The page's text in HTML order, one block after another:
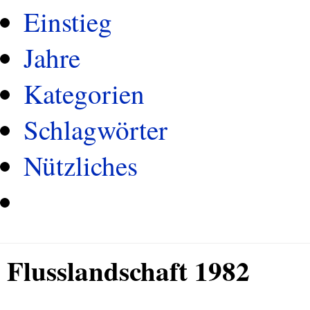
Einstieg
Jahre
Kategorien
Schlagwörter
Nützliches
Flusslandschaft 1982